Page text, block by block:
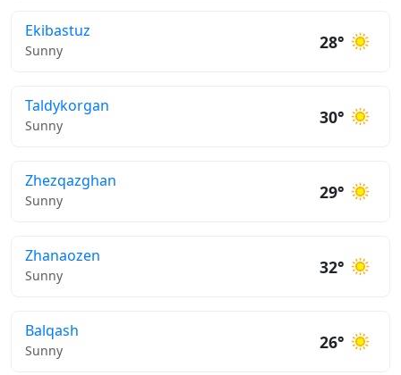
Ekibastuz
Sunny 28°
Taldykorgan
Sunny 30°
Zhezqazghan
Sunny 29°
Zhanaozen
Sunny 32°
Balqash
Sunny 26°